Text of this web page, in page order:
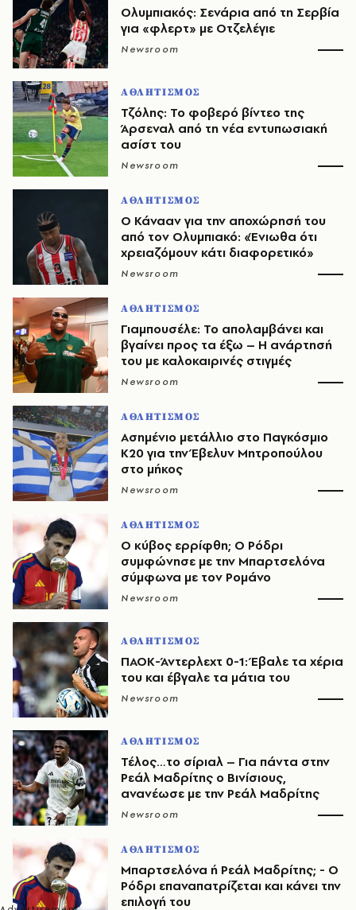
Ολυμπιακός: Σενάρια από τη Σερβία
για «φλερτ» με Οτζελέγιε
Newsroom
ΑΘΛΗΤΙΣΜΟΣ
Τζόλης: Το φοβερό βίντεο της
Άρσεναλ από τη νέα εντυπωσιακή
ασίστ του
Newsroom
ΑΘΛΗΤΙΣΜΟΣ
Ο Κάνααν για την αποχώρησή του
από τον Ολυμπιακό: «Ένιωθα ότι
χρειαζόμουν κάτι διαφορετικό»
Newsroom
ΑΘΛΗΤΙΣΜΟΣ
Γιαμπουσέλε: Το απολαμβάνει και
βγαίνει προς τα έξω – Η ανάρτησή
του με καλοκαιρινές στιγμές
Newsroom
ΑΘΛΗΤΙΣΜΟΣ
Ασημένιο μετάλλιο στο Παγκόσμιο
Κ20 για την Έβελυν Μητροπούλου
στο μήκος
Newsroom
ΑΘΛΗΤΙΣΜΟΣ
O κύβος ερρίφθη; Ο Ρόδρι
συμφώνησε με την Μπαρτσελόνα
σύμφωνα με τον Ρομάνο
Newsroom
ΑΘΛΗΤΙΣΜΟΣ
ΠΑΟΚ-Άντερλεχτ 0-1: Έβαλε τα χέρια
του και έβγαλε τα μάτια του
Newsroom
ΑΘΛΗΤΙΣΜΟΣ
Τέλος…το σίριαλ – Για πάντα στην
Ρεάλ Μαδρίτης ο Βινίσιους,
ανανέωσε με την Ρεάλ Μαδρίτης
Newsroom
ΑΘΛΗΤΙΣΜΟΣ
Μπαρτσελόνα ή Ρεάλ Μαδρίτης; - Ο
Ρόδρι επαναπατρίζεται και κάνει την
επιλογή του